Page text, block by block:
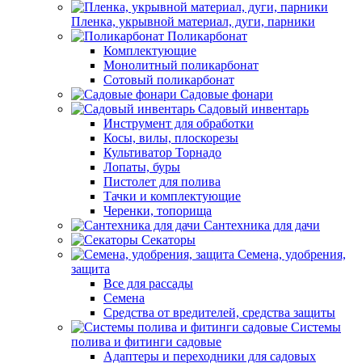
Пленка, укрывной материал, дуги, парники
Поликарбонат
Комплектующие
Монолитный поликарбонат
Сотовый поликарбонат
Садовые фонари
Садовый инвентарь
Инструмент для обработки
Косы, вилы, плоскорезы
Культиватор Торнадо
Лопаты, буры
Пистолет для полива
Тачки и комплектующие
Черенки, топорища
Сантехника для дачи
Секаторы
Семена, удобрения,
защита
Все для рассады
Семена
Средства от вредителей, средства защиты
Системы
полива и фитинги садовые
Адаптеры и переходники для садовых